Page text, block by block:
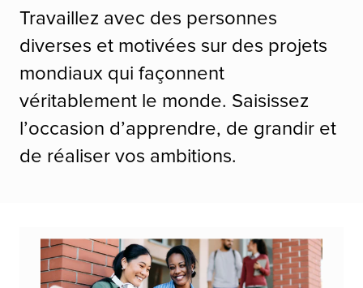
Travaillez avec des personnes
diverses et motivées sur des projets
mondiaux qui façonnent
véritablement le monde. Saisissez
l’occasion d’apprendre, de grandir et
de réaliser vos ambitions.